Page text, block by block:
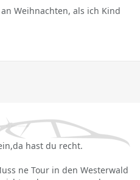
Weihnachten, als ich Kind
hast du recht.
ne Tour in den Westerwald